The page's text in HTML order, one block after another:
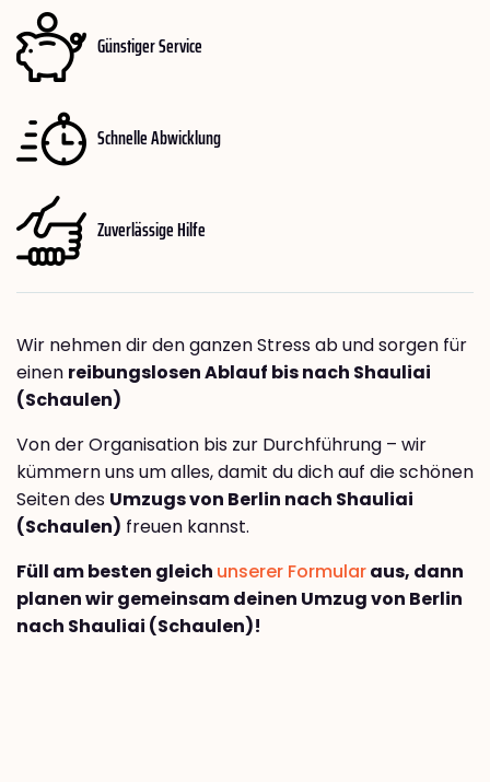
Günstiger Service
Schnelle Abwicklung
Zuverlässige Hilfe
Wir nehmen dir den ganzen Stress ab und sorgen für
einen reibungslosen Ablauf bis nach Shauliai
(Schaulen)
Von der Organisation bis zur Durchführung – wir
kümmern uns um alles, damit du dich auf die schönen
Seiten des Umzugs von Berlin nach Shauliai
(Schaulen) freuen kannst.
Füll am besten gleich unserer Formularaus, dann
planen wir gemeinsam deinen Umzug von Berlin
nach Shauliai (Schaulen)!